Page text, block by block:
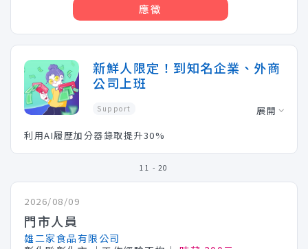
應徵
新鮮人限定！到知名企業、外商
公司上班
展開
Support
利用AI履歷加分器錄取提升30%
11 - 20
2026/08/09
門市人員
雄二家食品有限公司